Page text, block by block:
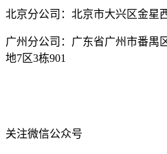
北京分公司：北京市大兴区金星
广州分公司：广东省广州市番禺
地7区3栋901
关注微信公众号